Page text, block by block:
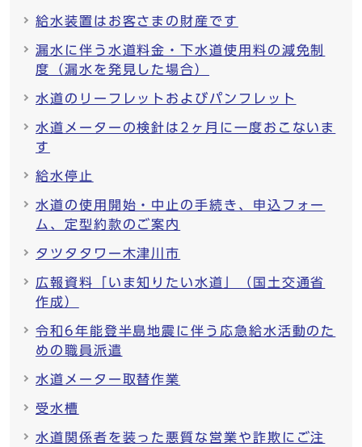
給水装置はお客さまの財産です
漏水に伴う水道料金・下水道使用料の減免制
度（漏水を発見した場合）
水道のリーフレットおよびパンフレット
水道メーターの検針は2ヶ月に一度おこないま
す
給水停止
水道の使用開始・中止の手続き、申込フォー
ム、定型約款のご案内
タツタタワー木津川市
広報資料「いま知りたい水道」（国土交通省
作成）
令和6年能登半島地震に伴う応急給水活動のた
めの職員派遣
水道メーター取替作業
受水槽
水道関係者を装った悪質な営業や詐欺にご注